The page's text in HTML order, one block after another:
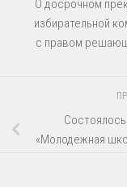
О досрочном
избирательной
с правом
«Молодежная